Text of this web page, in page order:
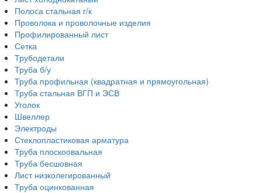
Полоса стальная г/к
Проволока и проволочные изделия
Профилированный лист
Сетка
Трубодетали
Труба б/у
Труба профильная (квадратная и прямоугольная)
Труба стальная ВГП и ЭСВ
Уголок
Швеллер
Электроды
Стеклопластиковая арматура
Труба плоскоовальная
Труба бесшовная
Лист низколегированный
Труба оцинкованная